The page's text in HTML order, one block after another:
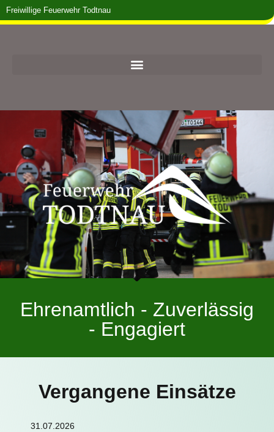
Freiwillige Feuerwehr Todtnau
Ehrenamtlich - Zuverlässig
- Engagiert
Vergangene Einsätze
31.07.2026